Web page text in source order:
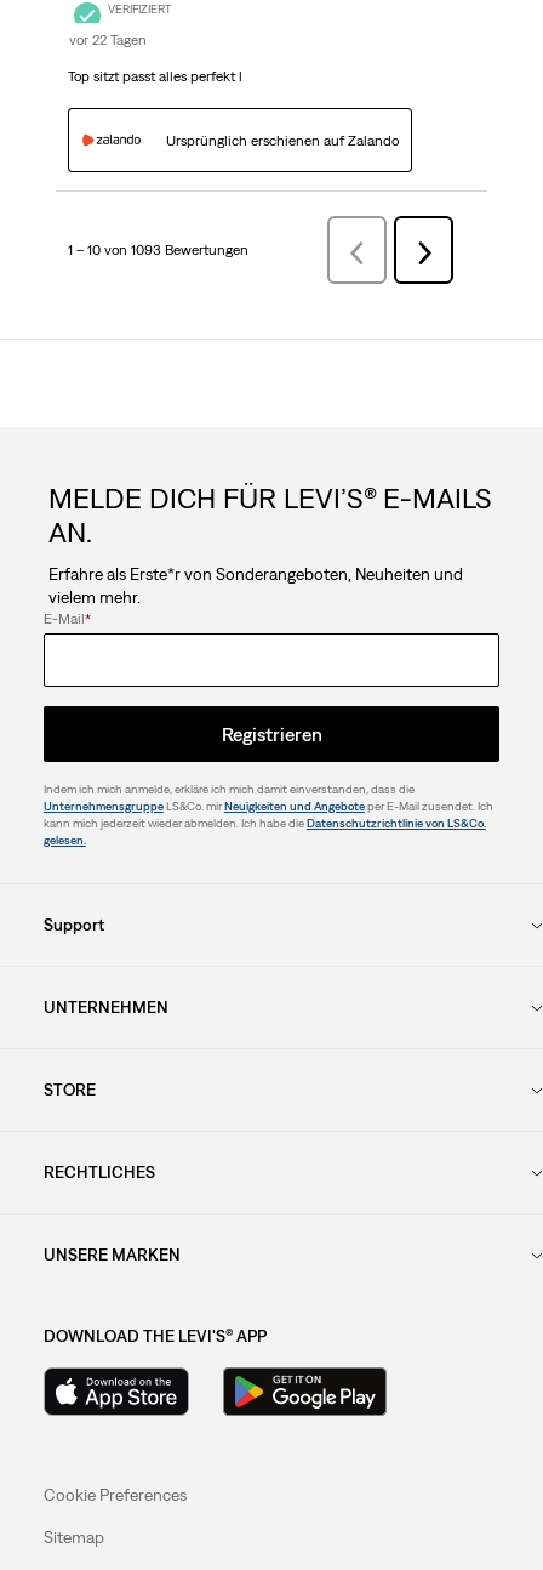
VERIFIZIERT
vor 22 Tagen
Top sitzt passt alles perfekt l
Ursprünglich erschienen auf Zalando
1 – 10 von 1093 Bewertungen ZurückBewertungen
Weiter
Bewertungen
MELDE DICH FÜR LEVI’S® E-MAILS
AN.
Erfahre als Erste*r von Sonderangeboten, Neuheiten und
vielem mehr.
E-Mail*
Registrieren
Indem ich mich anmelde, erkläre ich mich damit einverstanden, dass die
UnternehmensgruppeLS&Co. mir Neuigkeiten und Angeboteper E-Mail zusendet. Ich
kann mich jederzeit wieder abmelden. Ich habe die Datenschutzrichtlinie von LS&Co.
gelesen.
Support
UNTERNEHMEN
STORE
RECHTLICHES
UNSERE MARKEN
DOWNLOAD THE LEVI'S® APP
Cookie Preferences
Sitemap